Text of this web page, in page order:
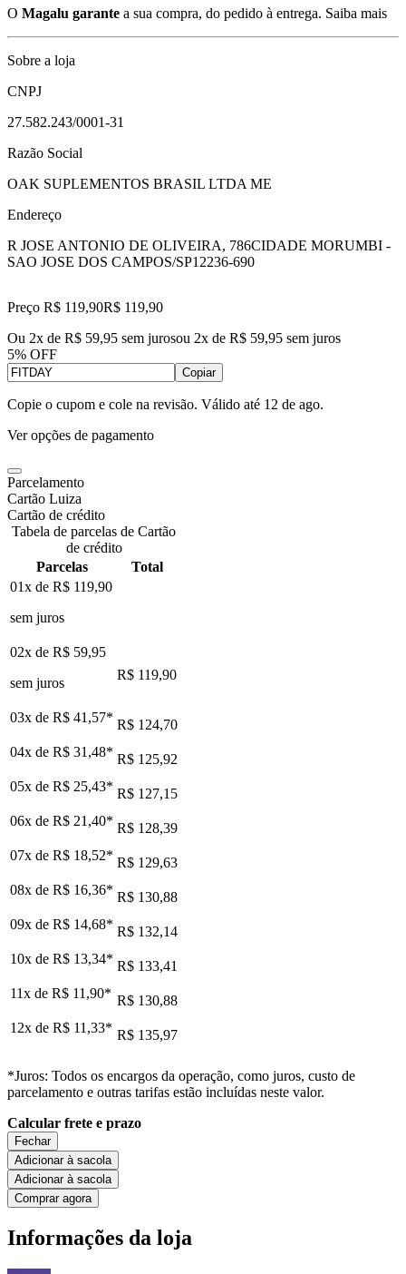
O Magalu garante a sua compra, do pedido à entrega. Saiba mais
Sobre a loja
CNPJ
27.582.243/0001-31
Razão Social
OAK SUPLEMENTOS BRASIL LTDA ME
Endereço
R JOSE ANTONIO DE OLIVEIRA, 786CIDADE MORUMBI -
SAO JOSE DOS CAMPOS/SP12236-690
Preço R$ 119,90R$ 119,90
Ou 2x de R$ 59,95 sem jurosou 2x de R$ 59,95 sem juros
5% OFF
Copiar
Copie o cupom e cole na revisão. Válido até 12 de ago.
Ver opções de pagamento
Parcelamento
Cartão Luiza
Cartão de crédito
Tabela de parcelas de Cartão
de crédito
Parcelas
Total
01x de R$ 119,90
sem juros
02x de R$ 59,95
sem juros
R$ 119,90
03x de R$ 41,57* R$ 124,70
04x de R$ 31,48* R$ 125,92
05x de R$ 25,43* R$ 127,15
06x de R$ 21,40* R$ 128,39
07x de R$ 18,52* R$ 129,63
08x de R$ 16,36* R$ 130,88
09x de R$ 14,68* R$ 132,14
10x de R$ 13,34* R$ 133,41
11x de R$ 11,90* R$ 130,88
12x de R$ 11,33* R$ 135,97
*Juros: Todos os encargos da operação, como juros, custo de
parcelamento e outras tarifas estão incluídas neste valor.
Calcular frete e prazo
Fechar
Adicionar à sacola
Adicionar à sacola
Comprar agora
Informações da loja